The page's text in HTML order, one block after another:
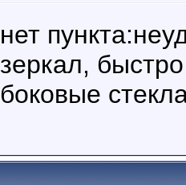
нет
зеркал,
боковые